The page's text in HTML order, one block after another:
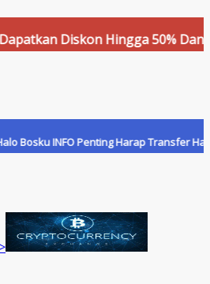
Diskon Hingga 50% Dan
INFO Penting Harap Transfer